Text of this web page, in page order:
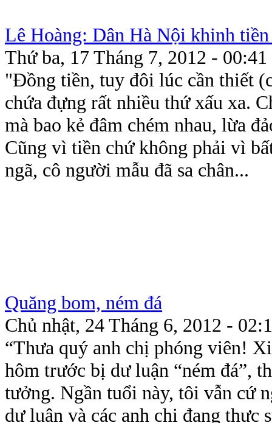
Lê Hoàng: Dân Hà Nội khinh
Thứ ba, 17 Tháng 7, 2012 - 00:41
"Đồng tiền, tuy đôi lúc cần thiết
chứa đựng rất nhiều thứ xấu xa.
mà bao kẻ đâm chém nhau, lừa
Cũng vì tiền chứ không phải vì
ngã, cô người mẫu đã sa chân...
Quăng bom, ném đá
Chủ nhật, 24 Tháng 6, 2012 -
“Thưa quý anh chị phóng viên!
hôm trước bị dư luận “ném đá”,
tưởng. Ngần tuổi này, tôi vẫn cứ
dư luận và các anh chị đang